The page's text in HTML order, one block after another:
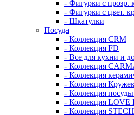
- Фигурки с прозр.
- Фигурки с цвет.
- Шкатулки
Посуда
- Коллекция CRM
- Коллекция FD
- Все для кухни и
- Коллекция
- Коллекция
- Коллекция
- Коллекция посуды
- Коллекция LOVE
- Коллекция